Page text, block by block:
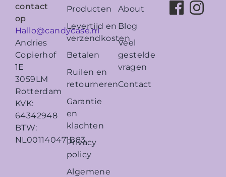
contact
op
Hallo@candycase.nl
Andries
Copierhof
1E
3059LM
Rotterdam
KVK:
64342948
BTW:
NL001140471B83
Producten
Levertijd en
verzendkosten
Betalen
Ruilen en
retourneren
Garantie
en
klachten
Privacy
policy
Algemene
About
Blog
Veel
gestelde
vragen
Contact